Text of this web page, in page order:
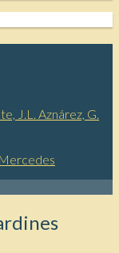
J.L. Aznárez, G.